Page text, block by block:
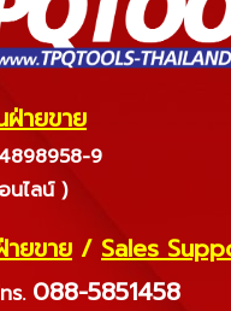
ายขาย
9
นไลน์ )
ยขาย / Sales
ร. 088-5851458